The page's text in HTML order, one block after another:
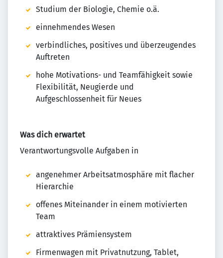
Studium der Biologie, Chemie o.ä.
einnehmendes Wesen
verbindliches, positives und überzeugendes
Auftreten
hohe Motivations- und Teamfähigkeit sowie
Flexibilität, Neugierde und
Aufgeschlossenheit für Neues
Was dich erwartet
Verantwortungsvolle Aufgaben in
angenehmer Arbeitsatmosphäre mit flacher
Hierarchie
offenes Miteinander in einem motivierten
Team
attraktives Prämiensystem
Firmenwagen mit Privatnutzung, Tablet,